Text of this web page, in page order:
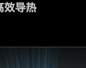
效导热